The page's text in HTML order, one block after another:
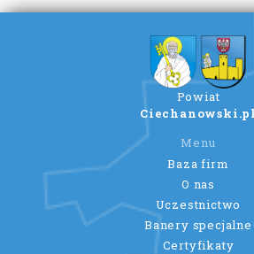
Powiat
Ciechanowski.pl
Menu
Baza firm
O nas
Uczestnictwo
Banery specjalne
Certyfikaty